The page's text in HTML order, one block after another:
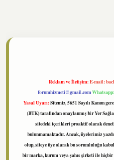
Reklam ve İletişim:E-mail:
forumhizmeti@gmail.com
Yasal Uyarı:Sitemiz, 5651 Sayılı Kanun
(BTK) tarafından onaylanmış bir Yer
sitedeki içerikleri proaktif olarak
bulunmamaktadır. Ancak, üyelerimiz
olup, siteye üye olarak bu sorumluluğu
bir marka, kurum veya şahıs şirketi ile hiçbir